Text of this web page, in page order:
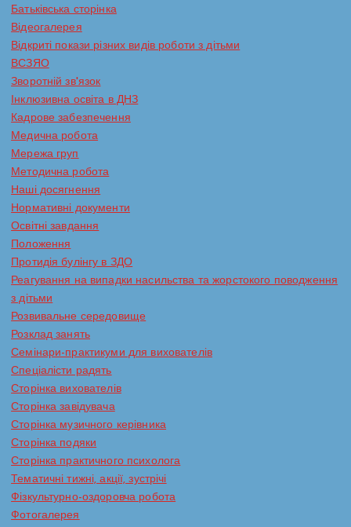
Батьківська сторінка
Відеогалерея
Відкриті покази різних видів роботи з дітьми
ВСЗЯО
Зворотній зв'язок
Інклюзивна освіта в ДНЗ
Кадрове забезпечення
Медична робота
Мережа груп
Методична робота
Наші досягнення
Нормативні документи
Освітні завдання
Положення
Протидія булінгу в ЗДО
Реагування на випадки насильства та жорстокого поводження
з дітьми
Розвивальне середовище
Розклад занять
Семінари-практикуми для вихователів
Спеціалісти радять
Сторінка вихователів
Сторінка завідувача
Сторінка музичного керівника
Сторінка подяки
Сторінка практичного психолога
Тематичні тижні, акції, зустрічі
Фізкультурно-оздоровча робота
Фотогалерея